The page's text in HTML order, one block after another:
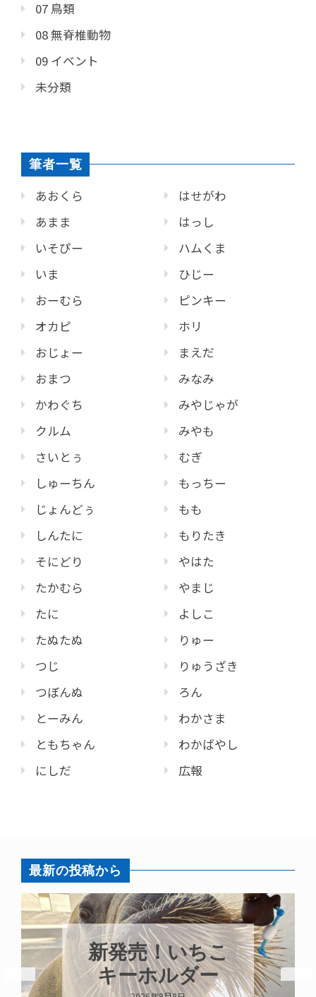
07 鳥類
08 無脊椎動物
09 イベント
未分類
筆者一覧
あおくら
あまま
いそぴー
いま
おーむら
オカピ
おじょー
おまつ
かわぐち
クルム
さいとぅ
しゅーちん
じょんどぅ
しんたに
そにどり
たかむら
たに
たぬたぬ
つじ
つぼんぬ
とーみん
ともちゃん
にしだ
はせがわ
はっし
ハムくま
ひじー
ピンキー
ホリ
まえだ
みなみ
みやじゃが
みやも
むぎ
もっちー
もも
もりたき
やはた
やまじ
よしこ
りゅー
りゅうざき
ろん
わかさま
わかばやし
広報
最新の投稿から
新発売！いちこ
キーホルダー